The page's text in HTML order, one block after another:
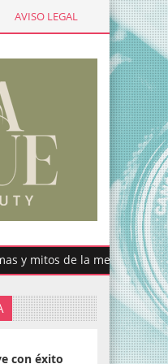
AVISO LEGAL
de la menstruación
con éxito